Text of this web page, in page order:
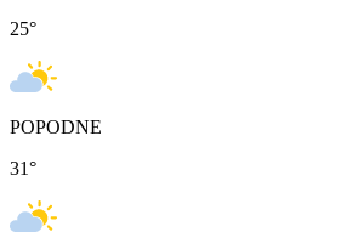
25°
POPODNE
31°